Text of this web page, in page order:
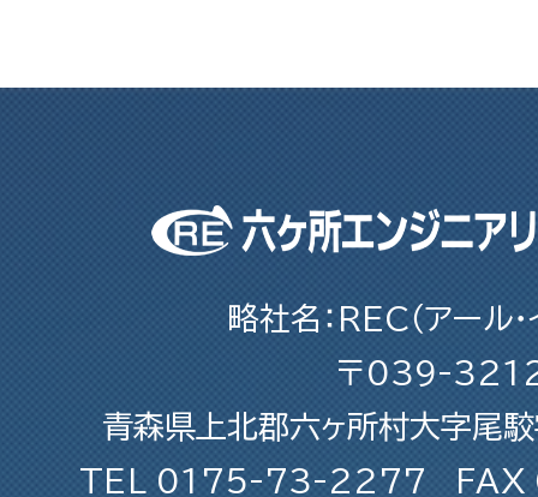
略社名：REC（アール・
〒039-
青森県上北郡六ヶ所村大字
TEL 0175-73-2277 FAX